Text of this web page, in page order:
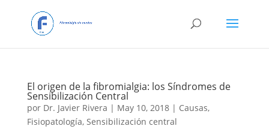
El origen de la fibromialgia: los Síndromes de
Sensibilización Central
por Dr. Javier Rivera | May 10, 2018| Causas,
Fisiopatología, Sensibilización central